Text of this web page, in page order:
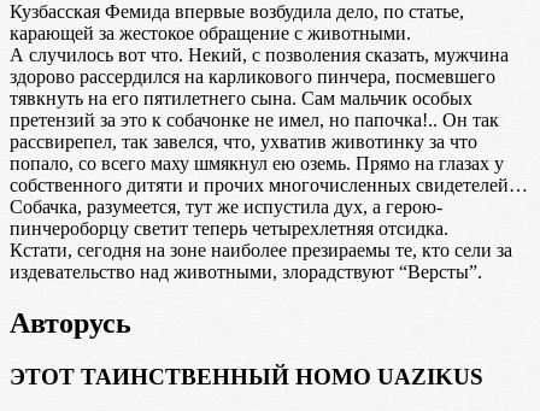
Кузбасская Фемида впервые возбудила дело, по статье,
карающей за жестокое обращение с животными.
А случилось вот что. Некий, с позволения сказать, мужчина
здорово рассердился на карликового пинчера, посмевшего
тявкнуть на его пятилетнего сына. Сам мальчик особых
претензий за это к собачонке не имел, но папочка!.. Он так
рассвирепел, так завелся, что, ухватив животинку за что
попало, со всего маху шмякнул ею оземь. Прямо на глазах у
собственного дитяти и прочих многочисленных свидетелей…
Собачка, разумеется, тут же испустила дух, а герою-
пинчероборцу светит теперь четырехлетняя отсидка.
Кстати, сегодня на зоне наиболее презираемы те, кто сели за
издевательство над животными, злорадствуют “Версты”.
Авторусь
ЭТОТ ТАИНСТВЕННЫЙ HOMO UAZIKUS